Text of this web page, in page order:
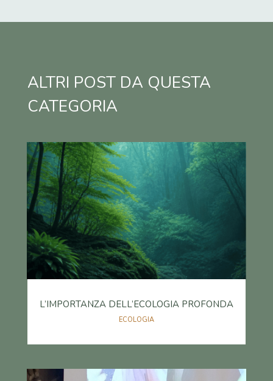
ALTRI POST DA QUESTA
CATEGORIA
L’IMPORTANZA DELL’ECOLOGIA PROFONDA
ECOLOGIA